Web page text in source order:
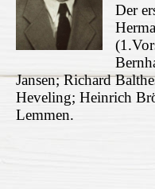
Der
Jansen; Richard
Heveling; Heinrich
Lemmen.